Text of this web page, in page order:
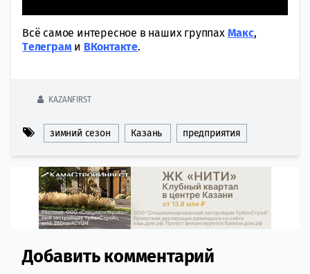
Всё самое интересное в наших группах Макс,
Tелеграми ВКонтакте.
KAZANFIRST
зимний сезон Казань предприятия
Comment section
Добавить комментарий